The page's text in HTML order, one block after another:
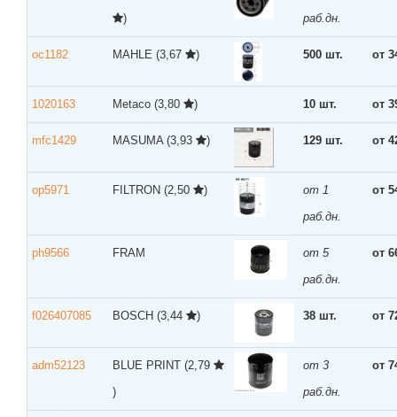
) раб.дн.
oc1182 MAHLE (3,67 ) 500 шт. от
1020163 Metaco (3,80 ) 10 шт. от
mfc1429 MASUMA (3,93 ) 129 шт. от
op5971 FILTRON (2,50 )
от 1
раб.дн.
от
ph9566 FRAM
от 5
раб.дн.
от
f026407085 BOSCH (3,44 ) 38 шт. от
adm52123 BLUE PRINT (2,79
)
от 3
раб.дн.
от